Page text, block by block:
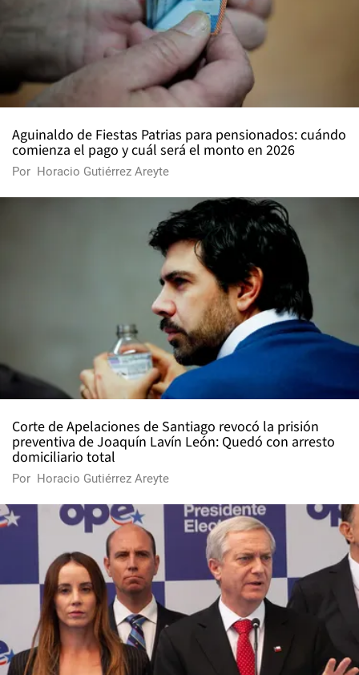
Aguinaldo de Fiestas Patrias para pensionados: cuándo
comienza el pago y cuál será el monto en 2026
Por Horacio Gutiérrez Areyte
Corte de Apelaciones de Santiago revocó la prisión
preventiva de Joaquín Lavín León: Quedó con arresto
domiciliario total
Por Horacio Gutiérrez Areyte